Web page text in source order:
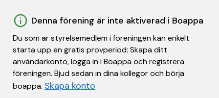
Denna förening är inte aktiverad i Boappa
Du som är styrelsemedlem i föreningen kan enkelt
starta upp en gratis provperiod: Skapa ditt
användarkonto, logga in i Boappa och registrera
föreningen. Bjud sedan in dina kollegor och börja
boappa. Skapa konto